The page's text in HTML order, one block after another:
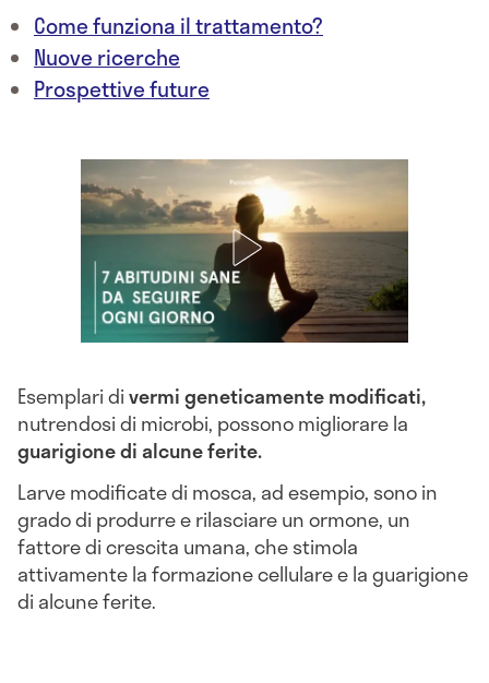
Come funziona il trattamento?
Nuove ricerche
Prospettive future
Esemplari divermi geneticamente modificati,
nutrendosi di microbi, possono migliorare la
guarigione di alcune ferite.
Larve modificate di mosca, ad esempio, sono in
grado di produrre e rilasciare un ormone, un
fattore di crescita umana, che stimola
attivamente la formazione cellulare e la guarigione
di alcune ferite.